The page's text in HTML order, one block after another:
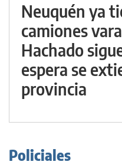
Neuquén ya
camiones
Hachado
espera se
provincia
Policiales